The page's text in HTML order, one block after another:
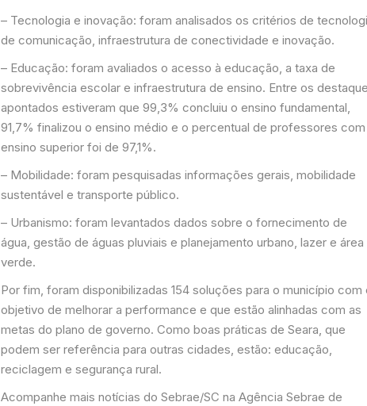
– Tecnologia e inovação: foram analisados os critérios de
de comunicação, infraestrutura de conectividade e inovação.
– Educação: foram avaliados o acesso à educação, a taxa de
sobrevivência escolar e infraestrutura de ensino. Entre os
apontados estiveram que 99,3% concluiu o ensino fundamental,
91,7% finalizou o ensino médio e o percentual de professores com
ensino superior foi de 97,1%.
– Mobilidade: foram pesquisadas informações gerais, mobilidade
sustentável e transporte público.
– Urbanismo: foram levantados dados sobre o fornecimento de
água, gestão de águas pluviais e planejamento urbano, lazer e área
verde.
Por fim, foram disponibilizadas 154 soluções para o município com
objetivo de melhorar a performance e que estão alinhadas com as
metas do plano de governo. Como boas práticas de Seara, que
podem ser referência para outras cidades, estão: educação,
reciclagem e segurança rural.
Acompanhe mais notícias do Sebrae/SC na Agência Sebrae de